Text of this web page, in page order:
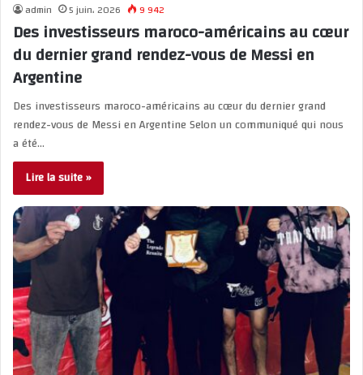
admin 5 juin، 2026 9 942
Des investisseurs maroco-américains au cœur
du dernier grand rendez-vous de Messi en
Argentine
Des investisseurs maroco-américains au cœur du dernier grand
rendez-vous de Messi en Argentine Selon un communiqué qui nous
a été…
Lire la suite »